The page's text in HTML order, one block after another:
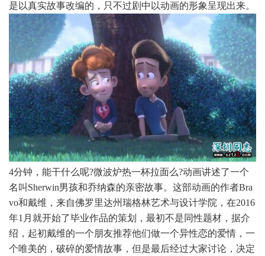
是以真实故事改编的，只不过剧中以动画的形象呈现出来。
4分钟，能干什么呢?微波炉热一杯拉面么?动画讲述了一个
名叫Sherwin男孩和乔纳森的亲密故事。这部动画的作者Bra
vo和戴维，来自佛罗里达州瑞格林艺术与设计学院，在2016
年1月就开始了毕业作品的策划，最初不是同性题材，据介
绍，起初戴维的一个朋友推荐他们做一个异性恋的爱情，一
个唯美的，破碎的爱情故事，但是最后经过大家讨论，决定